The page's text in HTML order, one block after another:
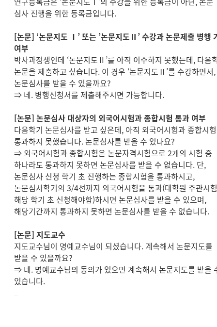
심사 진행을 위한 등록금입니다.
[논문] ‘논문지도 Ⅰ ’또는 ’논문지도 Ⅱ ’수강과 논문제출 병행
여부
박사과정생인데 ‘논문지도 Ⅱ ’를 아직 이수하지 못했는데, 다음
논문을 제출하고 싶습니다. 이 경우 ‘논문지도 Ⅱ ’를 수강하면서,
논문심사를 받을 수 있을까요?
⇒ 네. 병행신청서를 제출해주시면 가능합니다.
[논문]논문심사 대상자의 외국어시험과 종합시험 통과 여부
다음학기 논문심사를 받고 싶은데, 아직 외국어시험과 종합시
통과하지 못했습니다.논문심사를 받을 수 있나요?
⇒ 외국어시험과 종합시험은 논문자격시험으로2개의 시험 중
하나라도 통과하지 못하면 논문심사를 받을 수 없습니다. 단,
논문심사 신청 학기 초 진행하는 종합시험을 통과하시고,
논문심사학기의3/4선까지 외국어시험을 통과(대학원 주관시
해당 학기 초 신청해야함)하시면 논문심사를 받을 수 있으며,
해당기간까지 통과하지 못하면 논문심사를 받을 수 없습니다.
[논문]지도교수
지도교수님이 명예교수님이 되셨습니다. 계속해서 논문지도를
받을 수 있을까요?
⇒ 네. 명예교수님의 동의가 있으면 계속해서 논문지도를 받을
있습니다.